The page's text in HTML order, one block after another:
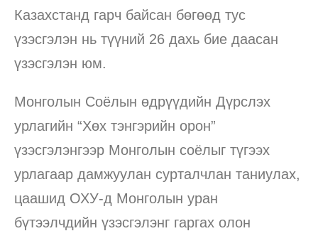
Казахстанд гарч байсан бөгөөд тус
үзэсгэлэн нь түүний 26 дахь бие даасан
үзэсгэлэн юм.
Монголын Соёлын өдрүүдийн Дүрслэх
урлагийн “Хөх тэнгэрийн орон”
үзэсгэлэнгээр Монголын соёлыг түгээх
урлагаар дамжуулан сурталчлан таниулах,
цаашид ОХУ-д Монголын уран
бүтээлчдийн үзэсгэлэнг гаргах олон